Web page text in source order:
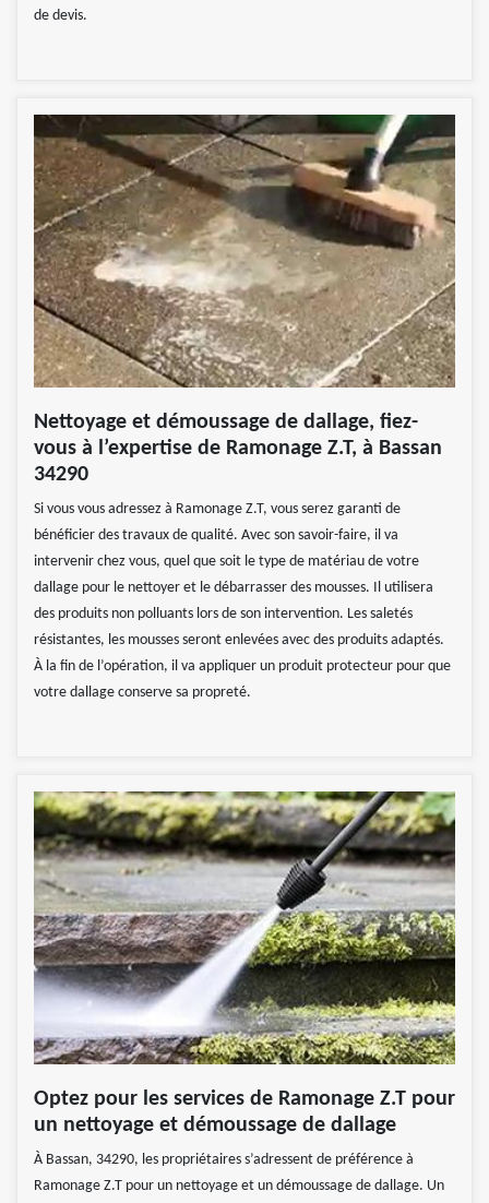
de devis.
Nettoyage et démoussage de dallage, fiez-
vous à l’expertise de Ramonage Z.T, à Bassan
34290
Si vous vous adressez à Ramonage Z.T, vous serez garanti de
bénéficier des travaux de qualité. Avec son savoir-faire, il va
intervenir chez vous, quel que soit le type de matériau de votre
dallage pour le nettoyer et le débarrasser des mousses. Il utilisera
des produits non polluants lors de son intervention. Les saletés
résistantes, les mousses seront enlevées avec des produits adaptés.
À la fin de l’opération, il va appliquer un produit protecteur pour que
votre dallage conserve sa propreté.
Optez pour les services de Ramonage Z.T pour
un nettoyage et démoussage de dallage
À Bassan, 34290, les propriétaires s’adressent de préférence à
Ramonage Z.T pour un nettoyage et un démoussage de dallage. Un